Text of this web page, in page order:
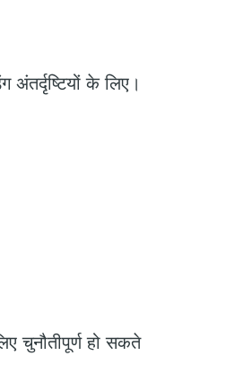
के लिए।
चुनौतीपूर्ण हो सकते